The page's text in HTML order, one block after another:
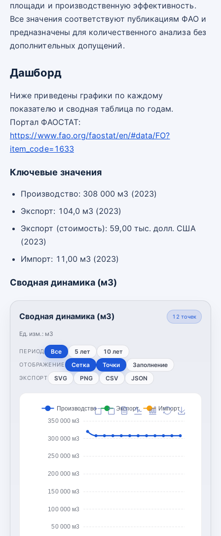
площади и производственную эффективность.
Все значения соответствуют публикациям ФАО и
предназначены для количественного анализа без
дополнительных допущений.
Дашборд
Ниже приведены графики по каждому
показателю и сводная таблица по годам.
Портал ФАОСТАТ:
https://www.fao.org/faostat/en/#data/FO?
item_code=1633
Ключевые значения
Производство: 308 000 м3 (2023)
Экспорт: 104,0 м3 (2023)
Экспорт (стоимость): 59,00 тыс. долл. США
(2023)
Импорт: 11,00 м3 (2023)
Сводная динамика (м3)
Сводная динамика (м3)
Ед. изм.: м3
12 точек
ПЕРИОД Все 5 лет 10 лет
ОТОБРАЖЕНИЕ Сетка Точки Заполнение
ЭКСПОРТ SVG PNG CSV JSON
50 000 м3
100 000 м3
150 000 м3
200 000 м3
250 000 м3
300 000 м3
350 000 м3
Производство Экспорт Импорт